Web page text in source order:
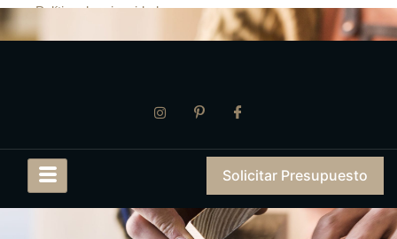
Política de privacidad
Aviso Legal
Solicitar Presupuesto